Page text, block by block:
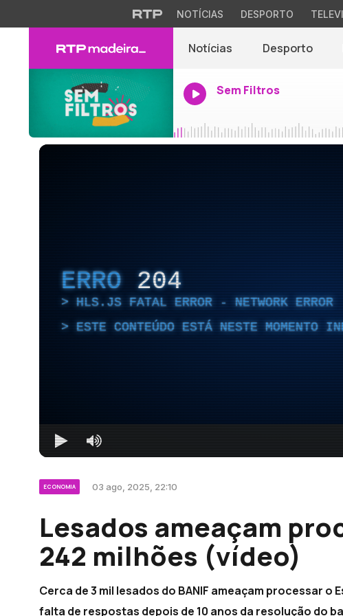
NOTÍCIAS DESPORTO
Notícias Desporto
Sem Filtros
ERRO 204
HLS.JS FATAL ERROR - NETWORK ERROR
ESTE CONTEÚDO ESTÁ NESTE MOMENTO
ECONOMIA 03 ago, 2025, 22:10
Lesados ameaçam
242 milhões (vídeo)
Cerca de 3 mil lesados do BANIF ameaçam processar o
falta de respostas depois de 10 anos da resolução do